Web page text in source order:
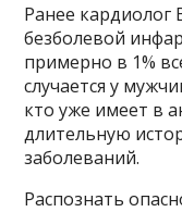
Ранее кардиолог
безболевой
примерно в 1%
случается у
кто уже имеет в
длительную
заболеваний.
Распознать